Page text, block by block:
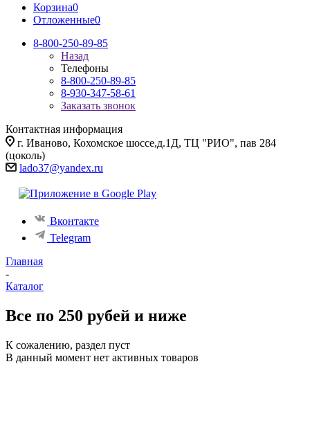
Корзина0
Отложенные0
8-800-250-89-85
Назад
Телефоны
8-800-250-89-85
8-930-347-58-61
Заказать звонок
Контактная информация
г. Иваново, Кохомское шоссе,д.1Д, ТЦ "РИО", пав 284
(цоколь)
lado37@yandex.ru
Вконтакте
Telegram
Главная
-
Каталог
Все по 250 рубей и ниже
К сожалению, раздел пуст
В данный момент нет активных товаров